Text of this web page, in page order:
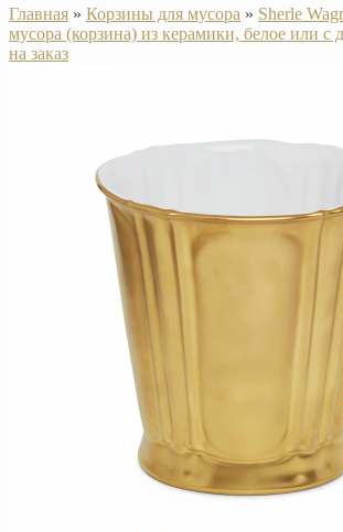
Главная » Корзины для мусора » Sherle
мусора (корзина) из керамики, белое или с
на заказ